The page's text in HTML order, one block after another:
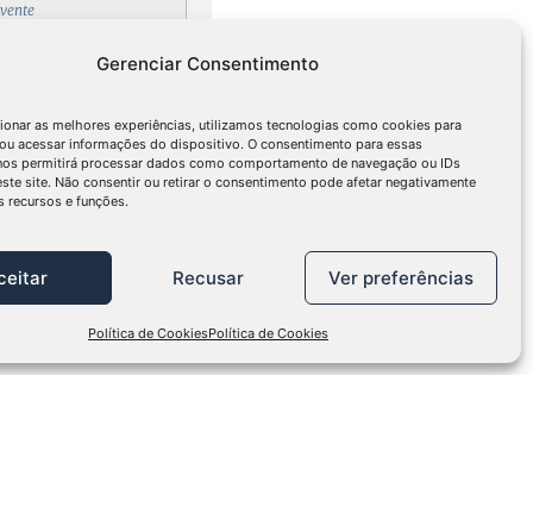
Gerenciar Consentimento
as melhores experiências, utilizamos tecnologias como cookies para
acessar informações do dispositivo. O consentimento para essas
permitirá processar dados como comportamento de navegação ou IDs
site. Não consentir ou retirar o consentimento pode afetar negativamente
recursos e funções.
Recusar Ver preferências
Política de CookiesPolítica de Cookies